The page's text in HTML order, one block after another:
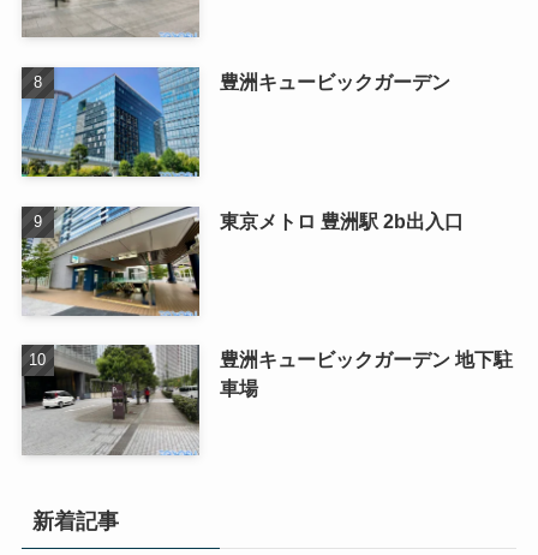
豊洲キュービックガーデン
東京メトロ 豊洲駅 2b出入口
豊洲キュービックガーデン 地下駐
車場
新着記事